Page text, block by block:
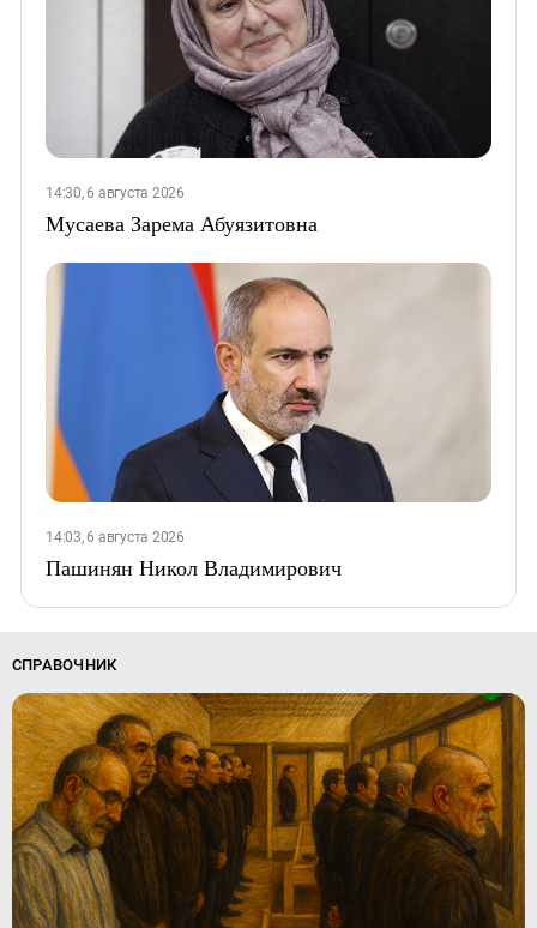
14:30, 6 августа 2026
Мусаева Зарема Абуязитовна
14:03, 6 августа 2026
Пашинян Никол Владимирович
СПРАВОЧНИК